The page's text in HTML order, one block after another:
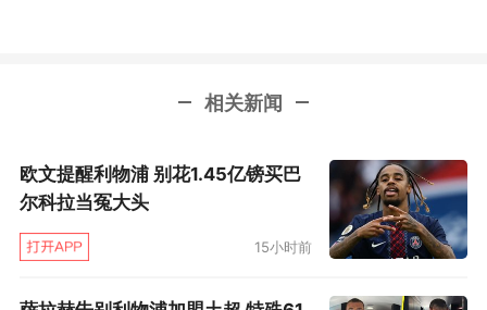
相关新闻
欧文提醒利物浦 别花1.45亿镑买巴
尔科拉当冤大头
15小时前